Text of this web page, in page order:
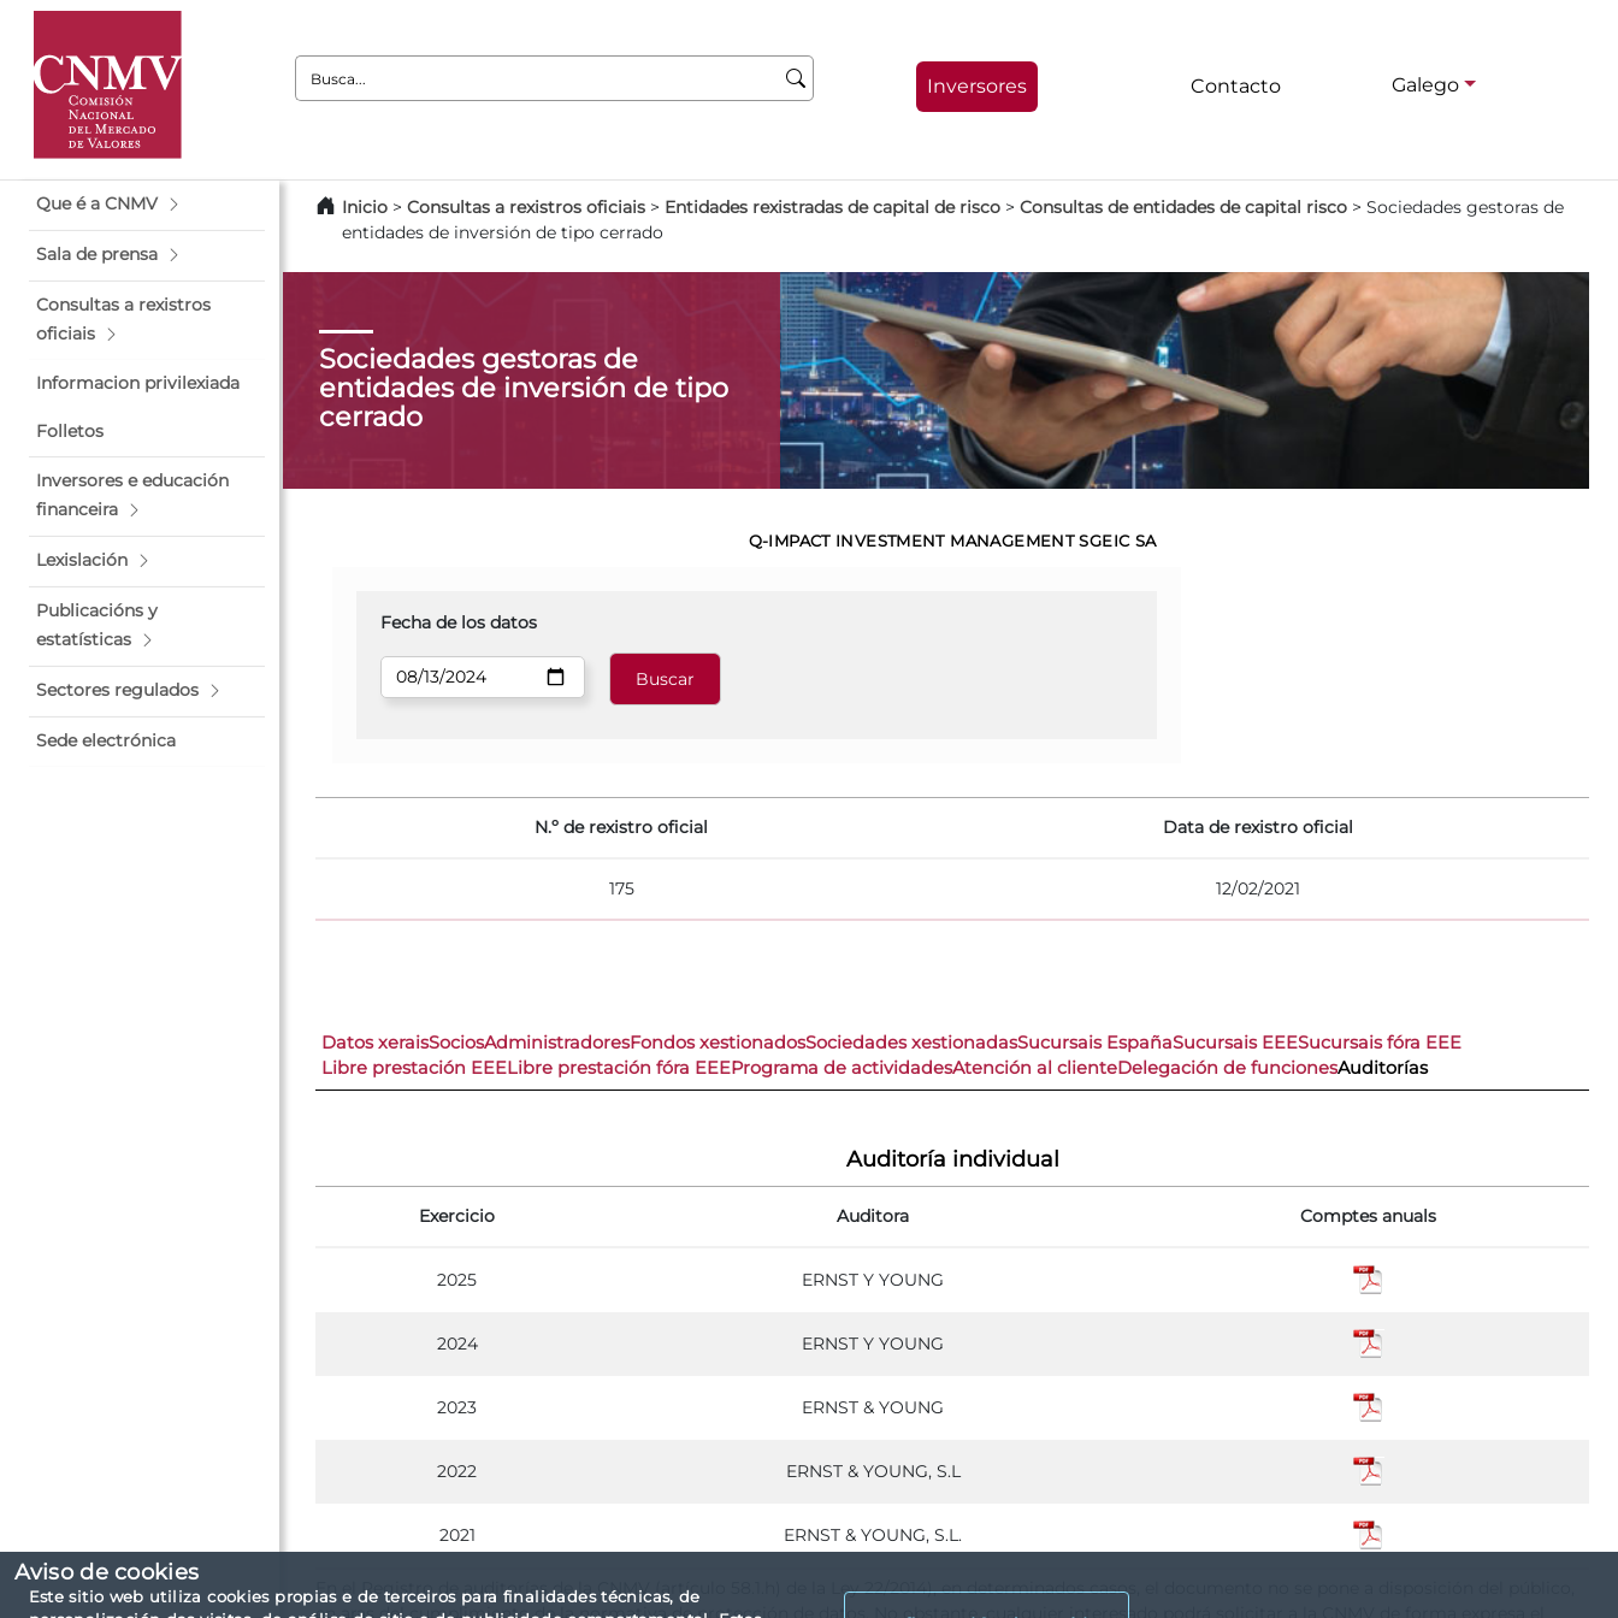
Aviso de cookies
Este sitio web utiliza cookies propias e de terceiros para finalidades técnicas, de
Busca:
Inversores Contacto Galego
Que é a CNMV
Sala de prensa
Consultas a rexistros
oficiais
Informacion privilexiada
Folletos
Inversores e educación
financeira
Lexislación
Publicacións y
estatísticas
Sectores regulados
Sede electrónica
Inicio > Consultas a rexistros oficiais > Entidades rexistradas de capital de risco > Consultas de entidades de capital risco > Sociedades gestoras de
entidades de inversión de tipo cerrado
Sociedades gestoras de
entidades de inversión de tipo
cerrado
Q-IMPACT INVESTMENT MANAGEMENT SGEIC SA
Fecha de los datos
N.º de rexistro oficial Data de rexistro oficial
175 12/02/2021
Datos xeraisSociosAdministradoresFondos xestionadosSociedades xestionadasSucursais EspañaSucursais EEESucursais fóra EEE
Libre prestación EEELibre prestación fóra EEEPrograma de actividadesAtención al clienteDelegación de funcionesAuditorías
Auditoría individual
Exercicio Auditora Comptes anuals
2025 ERNST Y YOUNG
2024 ERNST Y YOUNG
2023 ERNST & YOUNG
2022 ERNST & YOUNG, S.L
2021 ERNST & YOUNG, S.L.
En el Registro de auditorías de la CNMV (artículo 58.1.h) de la Ley 22/2014), en determinados casos, el documento no se pone a disposición del público,
en aras del cumplimiento de la normativa de protección de datos. No obstante, cualquier interesado podrá solicitar a la CNMV de forma expresa el